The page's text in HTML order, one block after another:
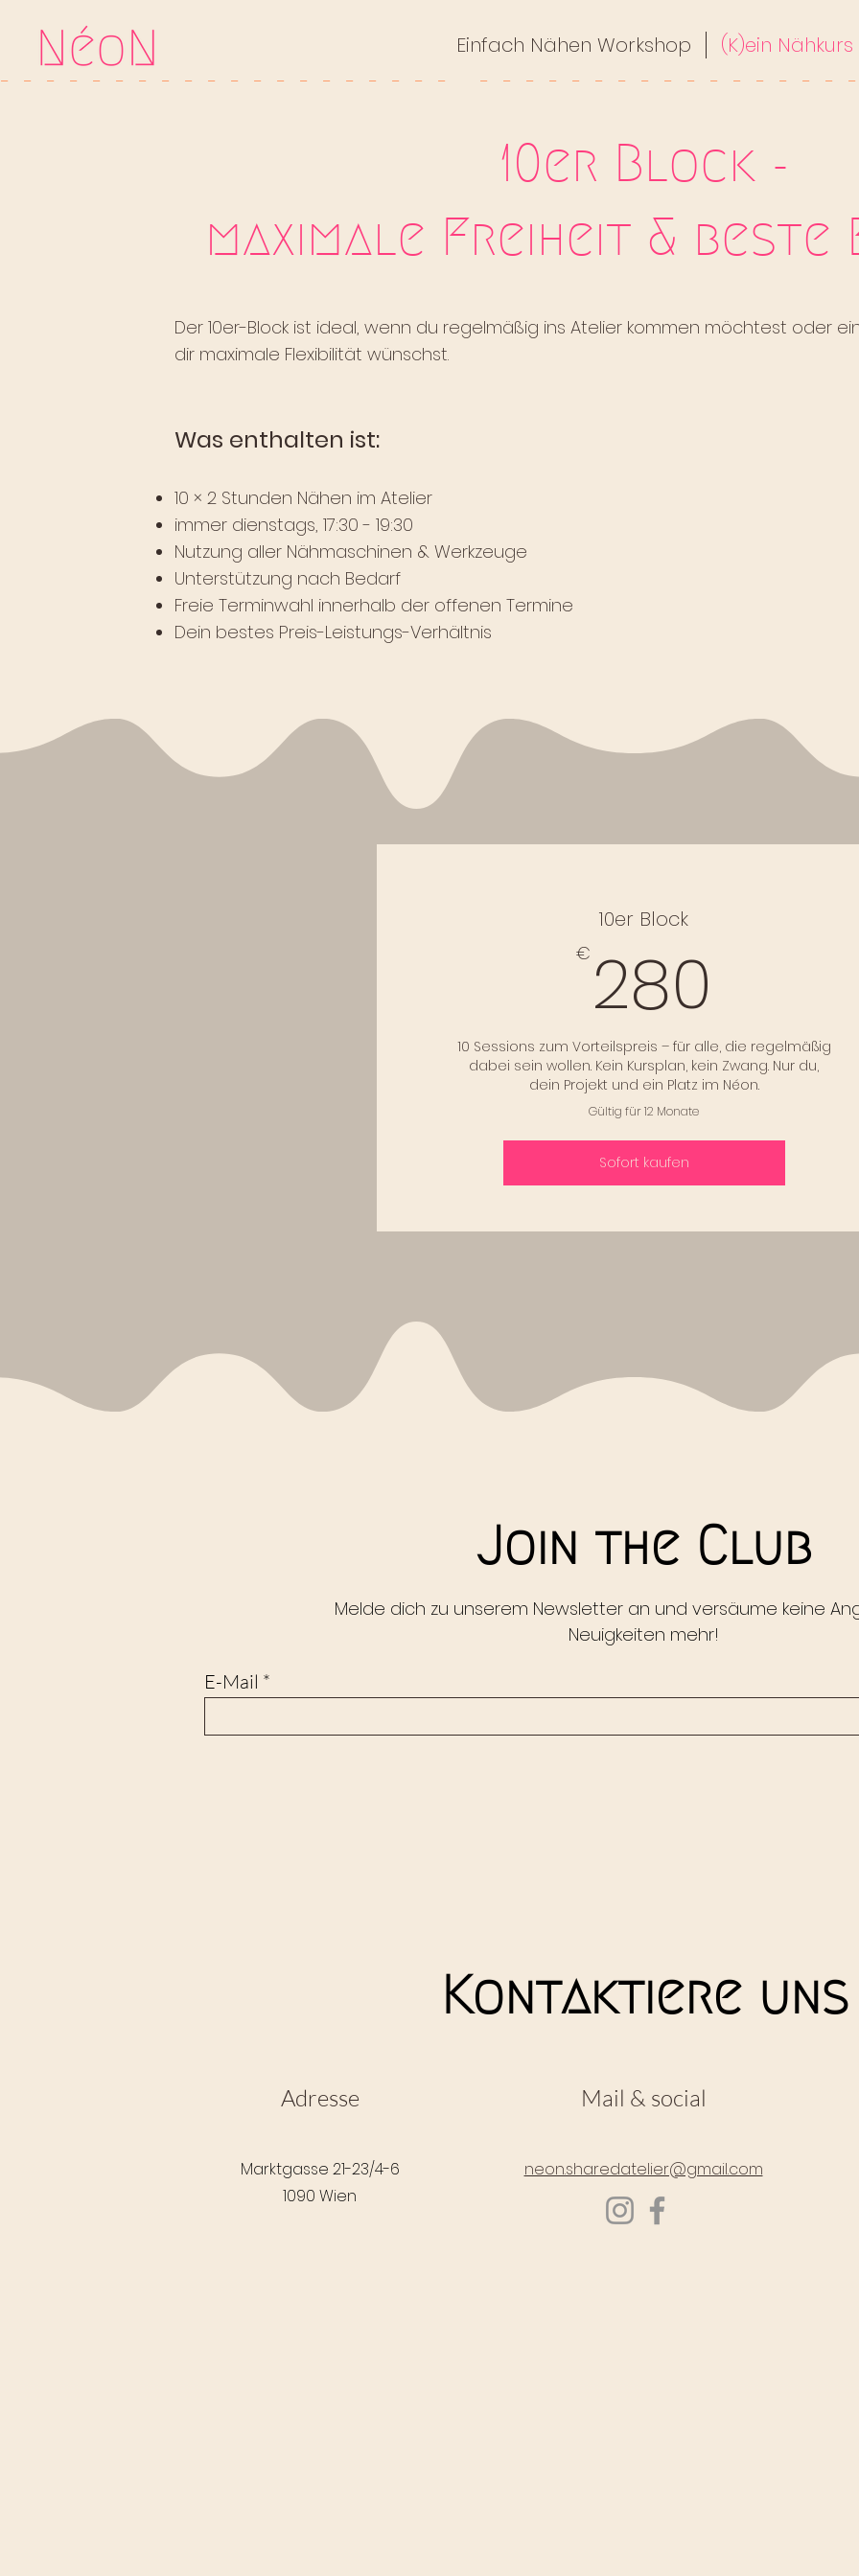
Einfach Nähen Workshop (K)ein Nähkurs
-
10er Block -
maximale Freiheit & beste
Der 10er-Block ist ideal, wenn du regelmäßig ins Atelier kommen möchtest oder
dir maximale Flexibilität wünschst.
Was enthalten ist:
10 × 2 Stunden Nähen im Atelier
immer dienstags, 17:30 - 19:30
Nutzung aller Nähmaschinen & Werkzeuge
Unterstützung nach Bedarf
Freie Terminwahl innerhalb der offenen Termine
Dein bestes Preis-Leistungs-Verhältnis
10er Block
€ 280
10 Sessions zum Vorteilspreis – für alle, die regelmäßig
dabei sein wollen. Kein Kursplan, kein Zwang. Nur du,
dein Projekt und ein Platz im Néon.
Gültig für 12 Monate
Sofort kaufen
Join the Club
Melde dich zu unserem Newsletter an und versäume keine
Neuigkeiten mehr!
E-Mail
Kontaktiere uns
Adresse
Marktgasse 21-23/4-6
1090 Wien
Mail & social
neon.sharedatelier@gmail.com